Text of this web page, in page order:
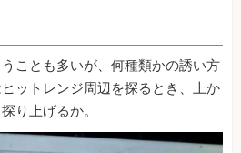
ことも多いが、何種類かの誘い方
ットレンジ周辺を探るとき、上か
り上げるか。